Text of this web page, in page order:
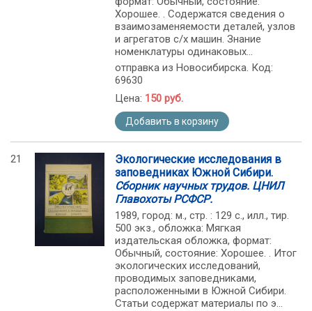
Хорошее. . Содержатся сведения о
взаимозаменяемости деталей, узлов
и агрегатов с/х машин. Знание
номенклатуры одинаковых...
отправка из Новосибирска. Код:
69630
Цена: 150 руб.
Добавить в корзину
21
Экологические исследования в
заповедниках Южной Сибири.
Сборник научных трудов. ЦНИЛ
Главохоты РСФСР.
1989, город: м., стр. : 129 с., илл., тир.
500 экз., обложка: Мягкая
издательская обложка, формат:
Обычный, состояние: Хорошее. . Итог
экологических исследований,
проводимых заповедниками,
расположенными в Южной Сибири.
Статьи содержат материалы по э...